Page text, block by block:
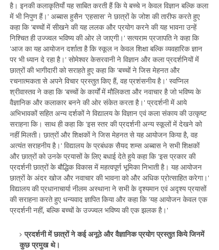
है। इनकी कलाकृतियाँ यह साबित करती हैं कि ये बच्चे न केवल विज्ञान बल्कि कला
में भी निपुण हैं।' अब्बास हुसैन 'एहसास' ने छात्रों के जोश की तारीफ करते हुए
कहा कि 'बच्चों में सीखने की यह ललक और प्रयोग करने की यह भावना उन्हें
निश्चित ही उज्ज्वल भविष्य की ओर ले जाएगी।' सत्यराम प्रजापति ने कहा कि
'आज का यह आयोजन दर्शाता है कि स्कूल न केवल शिक्षा बल्कि व्यवहारिक ज्ञान
पर भी ध्यान दे रहा है।' सोमेश्वर केसरवानी ने विज्ञान और कला प्रदर्शनियों में
छात्रों की भागीदारी को सराहते हुए कहा कि 'बच्चों ने जिस मेहनत और
रचनात्मकता से अपने विचार प्रस्तुत किए हैं, वह प्रशंसनीय है।' स्वप्निल
श्रीवास्तव ने कहा कि 'बच्चों के कार्यों में मौलिकता और नवाचार है जो भविष्य के
वैज्ञानिक और कलाकार बनने की ओर संकेत करता है।' प्रदर्शनी में आये
अभिभावकों सहित अन्य दर्शकों ने विद्यालय के विज्ञान एवं कला संकाय की उत्कृष्ट
सराहना कि। साथ ही कहा कि 'इस स्तर की प्रदर्शनी अन्य स्कूलों में देखने को
नहीं मिलती। छात्रों और शिक्षकों ने जिस मेहनत से यह आयोजन किया है, वह
अत्यंत सराहनीय है।' विद्यालय के प्रबंधक सैयद शम्स अब्बास ने सभी शिक्षकों
और छात्रों को उनके प्रयासों के लिए बधाई देते हुये कहा कि 'इस प्रकार की
प्रदर्शनी छात्रों के बौद्धिक विकास में महत्वपूर्ण भूमिका निभाती है। यह आयोजन
छात्रों के अंदर खोज और नवाचार की भावना को और अधिक प्रोत्साहित करेगा।'
विद्यालय की प्रधानाचार्या नीलम अस्थाना ने सभी के दृश्यमान एवं अदृश्य प्रयासों
की सराहना करते हुए धन्यवाद ज्ञापित किया और कहा कि 'यह आयोजन केवल एक
प्रदर्शनी नहीं, बल्कि बच्चों के उज्ज्वल भविष्य की एक झलक है।'
प्रदर्शनी में छात्रों ने कई अनूठे और वैज्ञानिक प्रयोग प्रस्तुत किये जिनमें
कुछ प्रमुख थे।